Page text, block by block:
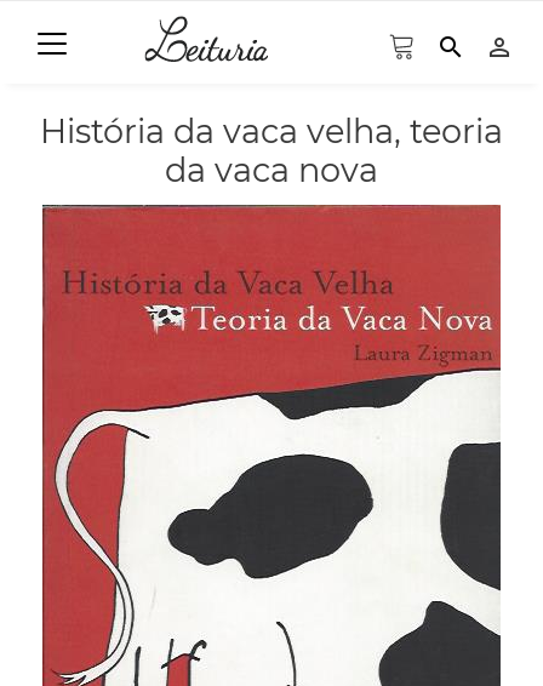
search person_outline
História da vaca velha, teoria
da vaca nova